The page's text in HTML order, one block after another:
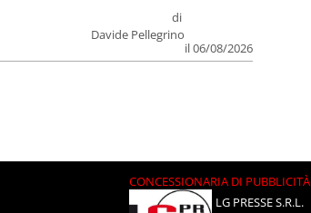
di
Davide Pellegrino
il 06/08/2026
CONCESSIONARIA DI PUBBLICITÀ
LG PRESSE S.R.L.